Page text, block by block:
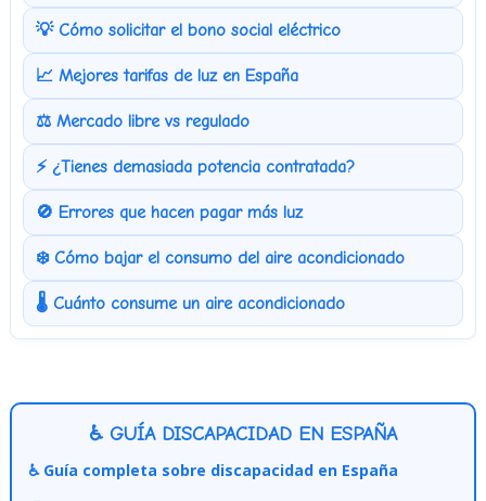
💡 Cómo solicitar el bono social eléctrico
📈 Mejores tarifas de luz en España
⚖️ Mercado libre vs regulado
⚡ ¿Tienes demasiada potencia contratada?
🚫 Errores que hacen pagar más luz
❄️ Cómo bajar el consumo del aire acondicionado
🌡️ Cuánto consume un aire acondicionado
♿ GUÍA DISCAPACIDAD EN ESPAÑA
♿ Guía completa sobre discapacidad en España